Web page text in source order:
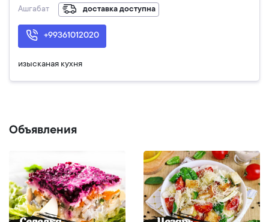
Ашгабат доставка доступна
+99361012020
изысканая кухня
Объявления